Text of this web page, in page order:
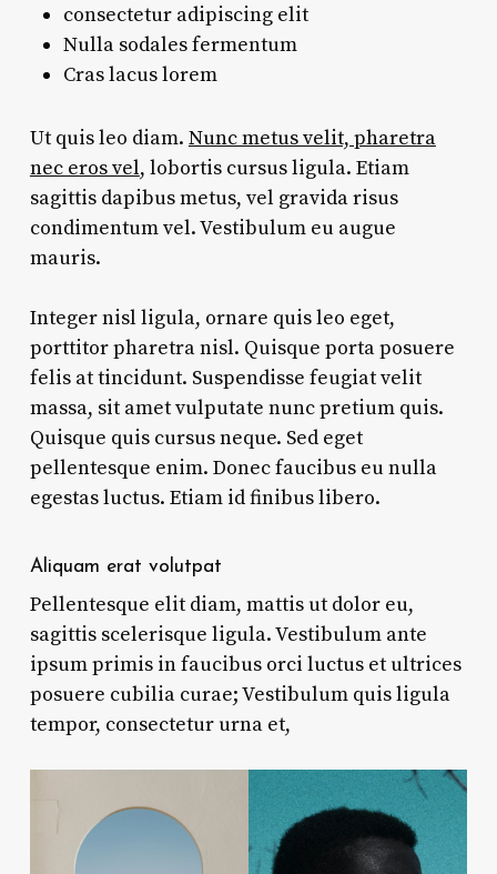
consectetur adipiscing elit
Nulla sodales fermentum
Cras lacus lorem
Ut quis leo diam. Nunc metus velit, pharetra
nec eros vel, lobortis cursus ligula. Etiam
sagittis dapibus metus, vel gravida risus
condimentum vel. Vestibulum eu augue
mauris.
Integer nisl ligula, ornare quis leo eget,
porttitor pharetra nisl. Quisque porta posuere
felis at tincidunt. Suspendisse feugiat velit
massa, sit amet vulputate nunc pretium quis.
Quisque quis cursus neque. Sed eget
pellentesque enim. Donec faucibus eu nulla
egestas luctus. Etiam id finibus libero.
Aliquam erat volutpat
Pellentesque elit diam, mattis ut dolor eu,
sagittis scelerisque ligula. Vestibulum ante
ipsum primis in faucibus orci luctus et ultrices
posuere cubilia curae; Vestibulum quis ligula
tempor, consectetur urna et,